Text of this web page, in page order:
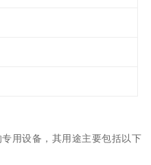
用设备，其用途主要包括以下